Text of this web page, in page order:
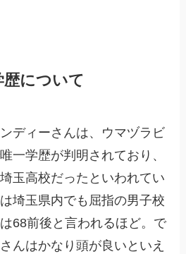
について
ディーさんは、ウマヅラビ
一学歴が判明されており、
玉高校だったといわれてい
埼玉県内でも屈指の男子校
68前後と言われるほど。で
んはかなり頭が良いといえ